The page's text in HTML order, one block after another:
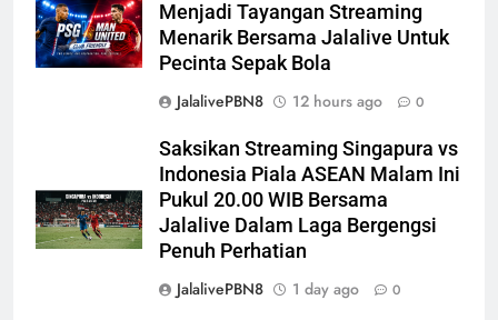
Menjadi Tayangan Streaming
Menarik Bersama Jalalive Untuk
Pecinta Sepak Bola
JalalivePBN8
12 hours ago 0
Saksikan Streaming Singapura vs
Indonesia Piala ASEAN Malam Ini
Pukul 20.00 WIB Bersama
Jalalive Dalam Laga Bergengsi
Penuh Perhatian
JalalivePBN8
1 day ago 0